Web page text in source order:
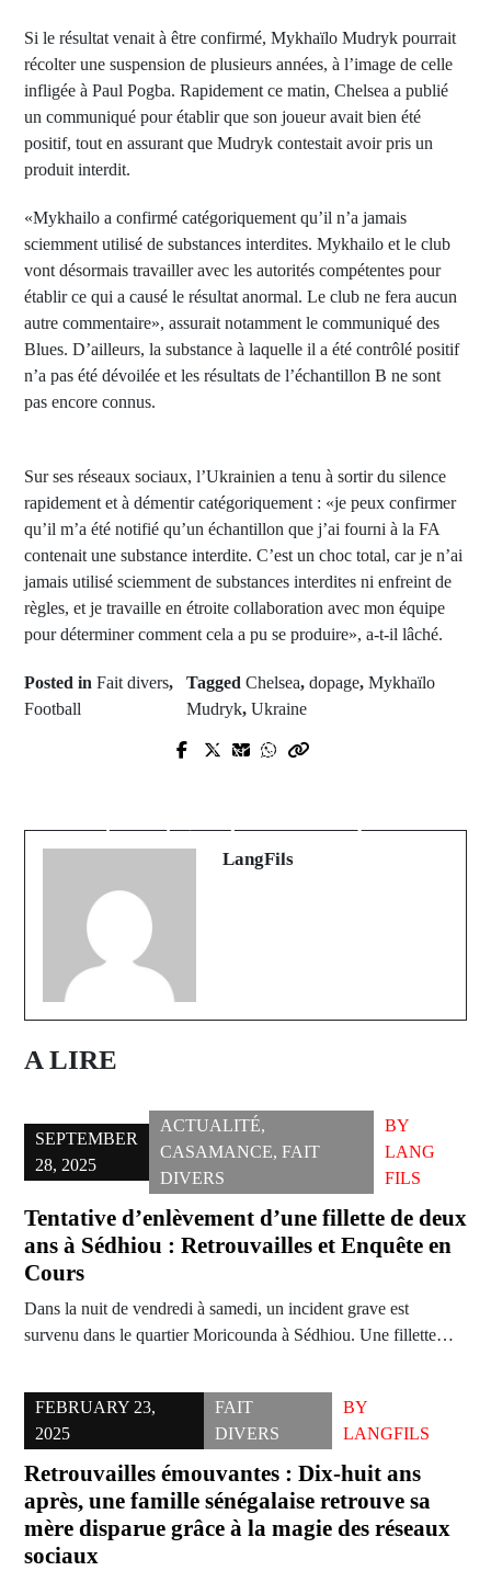
Si le résultat venait à être confirmé, Mykhaïlo Mudryk pourrait
récolter une suspension de plusieurs années, à l’image de celle
infligée à Paul Pogba. Rapidement ce matin, Chelsea a publié
un communiqué pour établir que son joueur avait bien été
positif, tout en assurant que Mudryk contestait avoir pris un
produit interdit.
«Mykhailo a confirmé catégoriquement qu’il n’a jamais
sciemment utilisé de substances interdites. Mykhailo et le club
vont désormais travailler avec les autorités compétentes pour
établir ce qui a causé le résultat anormal. Le club ne fera aucun
autre commentaire», assurait notamment le communiqué des
Blues. D’ailleurs, la substance à laquelle il a été contrôlé positif
n’a pas été dévoilée et les résultats de l’échantillon B ne sont
pas encore connus.
Sur ses réseaux sociaux, l’Ukrainien a tenu à sortir du silence
rapidement et à démentir catégoriquement : «je peux confirmer
qu’il m’a été notifié qu’un échantillon que j’ai fourni à la FA
contenait une substance interdite. C’est un choc total, car je n’ai
jamais utilisé sciemment de substances interdites ni enfreint de
règles, et je travaille en étroite collaboration avec mon équipe
pour déterminer comment cela a pu se produire», a-t-il lâché.
Posted in Fait divers,
Football
TaggedChelsea,dopage,Mykhaïlo
Mudryk,Ukraine
Prev Post
touristique de premier plan
Next Post
lauréats
LangFils
A LIRE
SEPTEMBER
28, 2025
ACTUALITÉ,
CASAMANCE, FAIT
DIVERS
BY
LANG
FILS
Tentative d’enlèvement d’une fillette de deux
ans à Sédhiou : Retrouvailles et Enquête en
Cours
Dans la nuit de vendredi à samedi, un incident grave est
survenu dans le quartier Moricounda à Sédhiou. Une fillette…
FEBRUARY 23,
2025
FAIT
DIVERS
BY
LANGFILS
Retrouvailles émouvantes : Dix-huit ans
après, une famille sénégalaise retrouve sa
mère disparue grâce à la magie des réseaux
sociaux